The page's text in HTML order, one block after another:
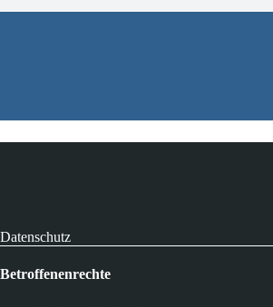
Datenschutz
Betroffenenrechte